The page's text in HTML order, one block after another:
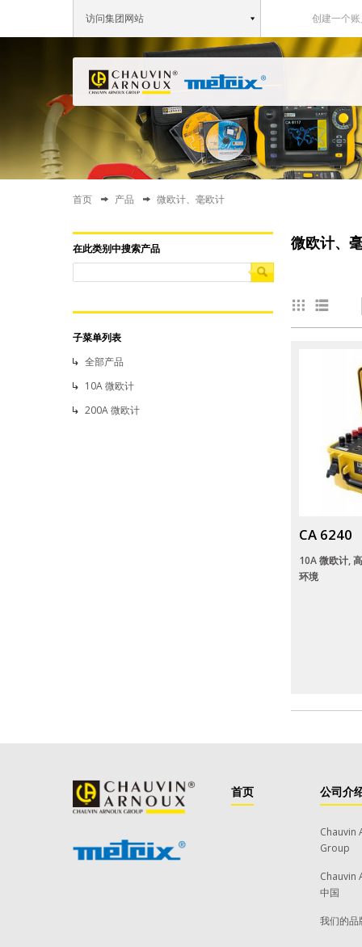
访问集团网站 创建一个
首页 产品 微欧计、毫欧计
You are here
微欧计、
CA 6240
10A 微欧计,
环境
在此类别中搜索产品
子菜单列表
全部产品
10A 微欧计
200A 微欧计
首页 公司介
Chauvin
Group
Chauvin
中国
我们的品